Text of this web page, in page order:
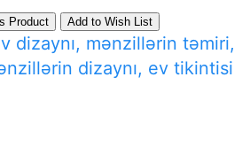
Product Add to Wish List
dizaynı, mənzillərin təmiri,
dizaynı, ev tikintisi